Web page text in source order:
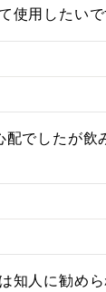
使用したいで
配でしたが飲
知人に勧め